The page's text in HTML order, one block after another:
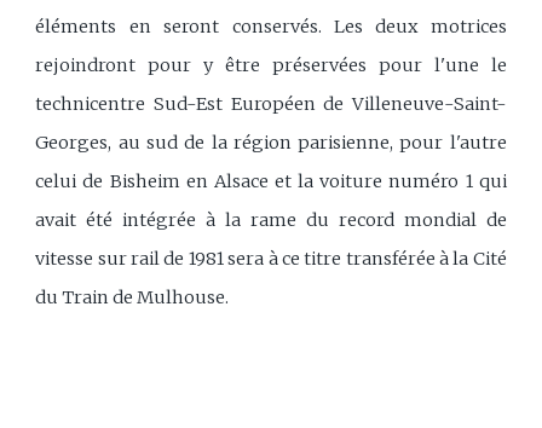
éléments en seront conservés. Les deux motrices
rejoindront pour y être préservées pour l'une le
technicentre Sud-Est Européen de Villeneuve-Saint-
Georges, au sud de la région parisienne, pour l'autre
celui de Bisheim en Alsace et la voiture numéro 1 qui
avait été intégrée à la rame du record mondial de
vitesse sur rail de 1981 sera à ce titre transférée à la Cité
du Train de Mulhouse.